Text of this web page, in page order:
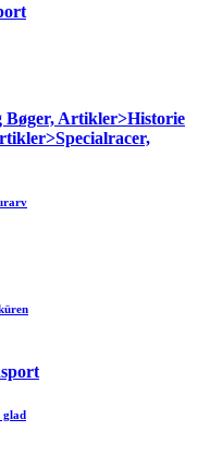
Artikler>Historie
glad